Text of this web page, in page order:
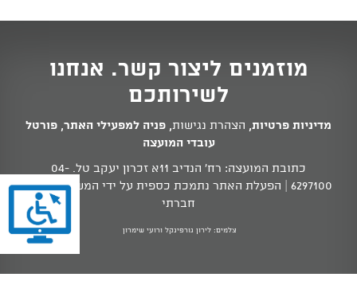
מוזמנים ליצור קשר. אנחנו
לשירותכם
מדיניות פרטיות, הצהרת נגישות, פניה למפעילי האתר, פורטל
עובדי המועצה
כתובת המועצה: רח' הנדיב 11א זכרון יעקב טל.
04-
6297100 | הפעלת האתר נתמכת כספית על ידי המשרד לשוויון
חברתי
צלמים: לירון גורפינקל ורועי שימרון